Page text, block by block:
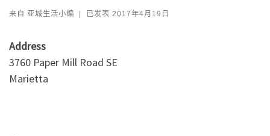
来自 亚城生活小编 已发表 2017年4月19日
Address
3760 Paper Mill Road SE
Marietta